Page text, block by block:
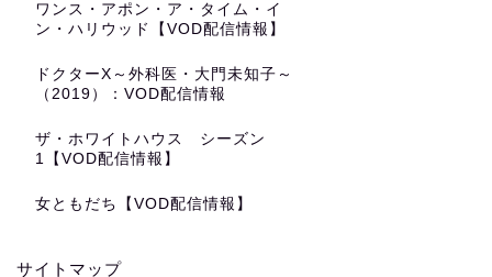
ワンス・アポン・ア・タイム・イ
ン・ハリウッド【VOD配信情報】
ドクターX～外科医・大門未知子～
（2019）：VOD配信情報
ザ・ホワイトハウス シーズン
1【VOD配信情報】
女ともだち【VOD配信情報】
サイトマップ